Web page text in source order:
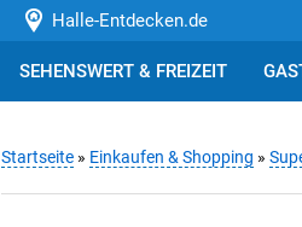
Halle-Entdecken.de
SEHENSWERT & FREIZEIT
Startseite » Einkaufen & Shopping »